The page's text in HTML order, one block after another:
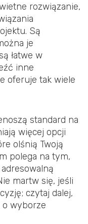
rozwiązanie,
Są
je
łatwe w
inne
oferuje tak wiele
standard na
więcej opcji
olśnią Twoją
polega na tym,
martw się, jeśli
czytaj dalej,
o wyborze